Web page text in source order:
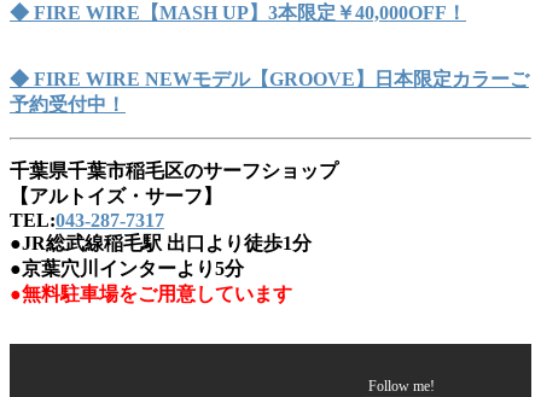
◆ FIRE WIRE【MASH UP】3本限定￥40,000OFF！
◆ FIRE WIRE NEWモデル【GROOVE】日本限定カラーご
予約受付中！
千葉県千葉市稲毛区のサーフショップ
【アルトイズ・サーフ】
TEL:043-287-7317
●JR総武線稲毛駅 出口より徒歩1分
●京葉穴川インターより5分
●無料駐車場をご用意しています
Follow me!